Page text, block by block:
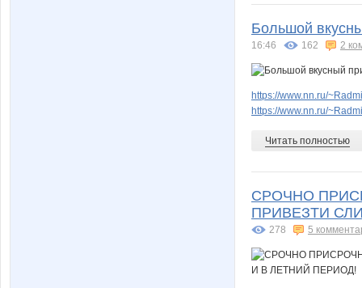
Большой
16:46 162 2
https://www.nn.ru/
https://www.nn.ru/
Читать полностью
СРОЧНО
ПРИВЕЗТИ
278 5